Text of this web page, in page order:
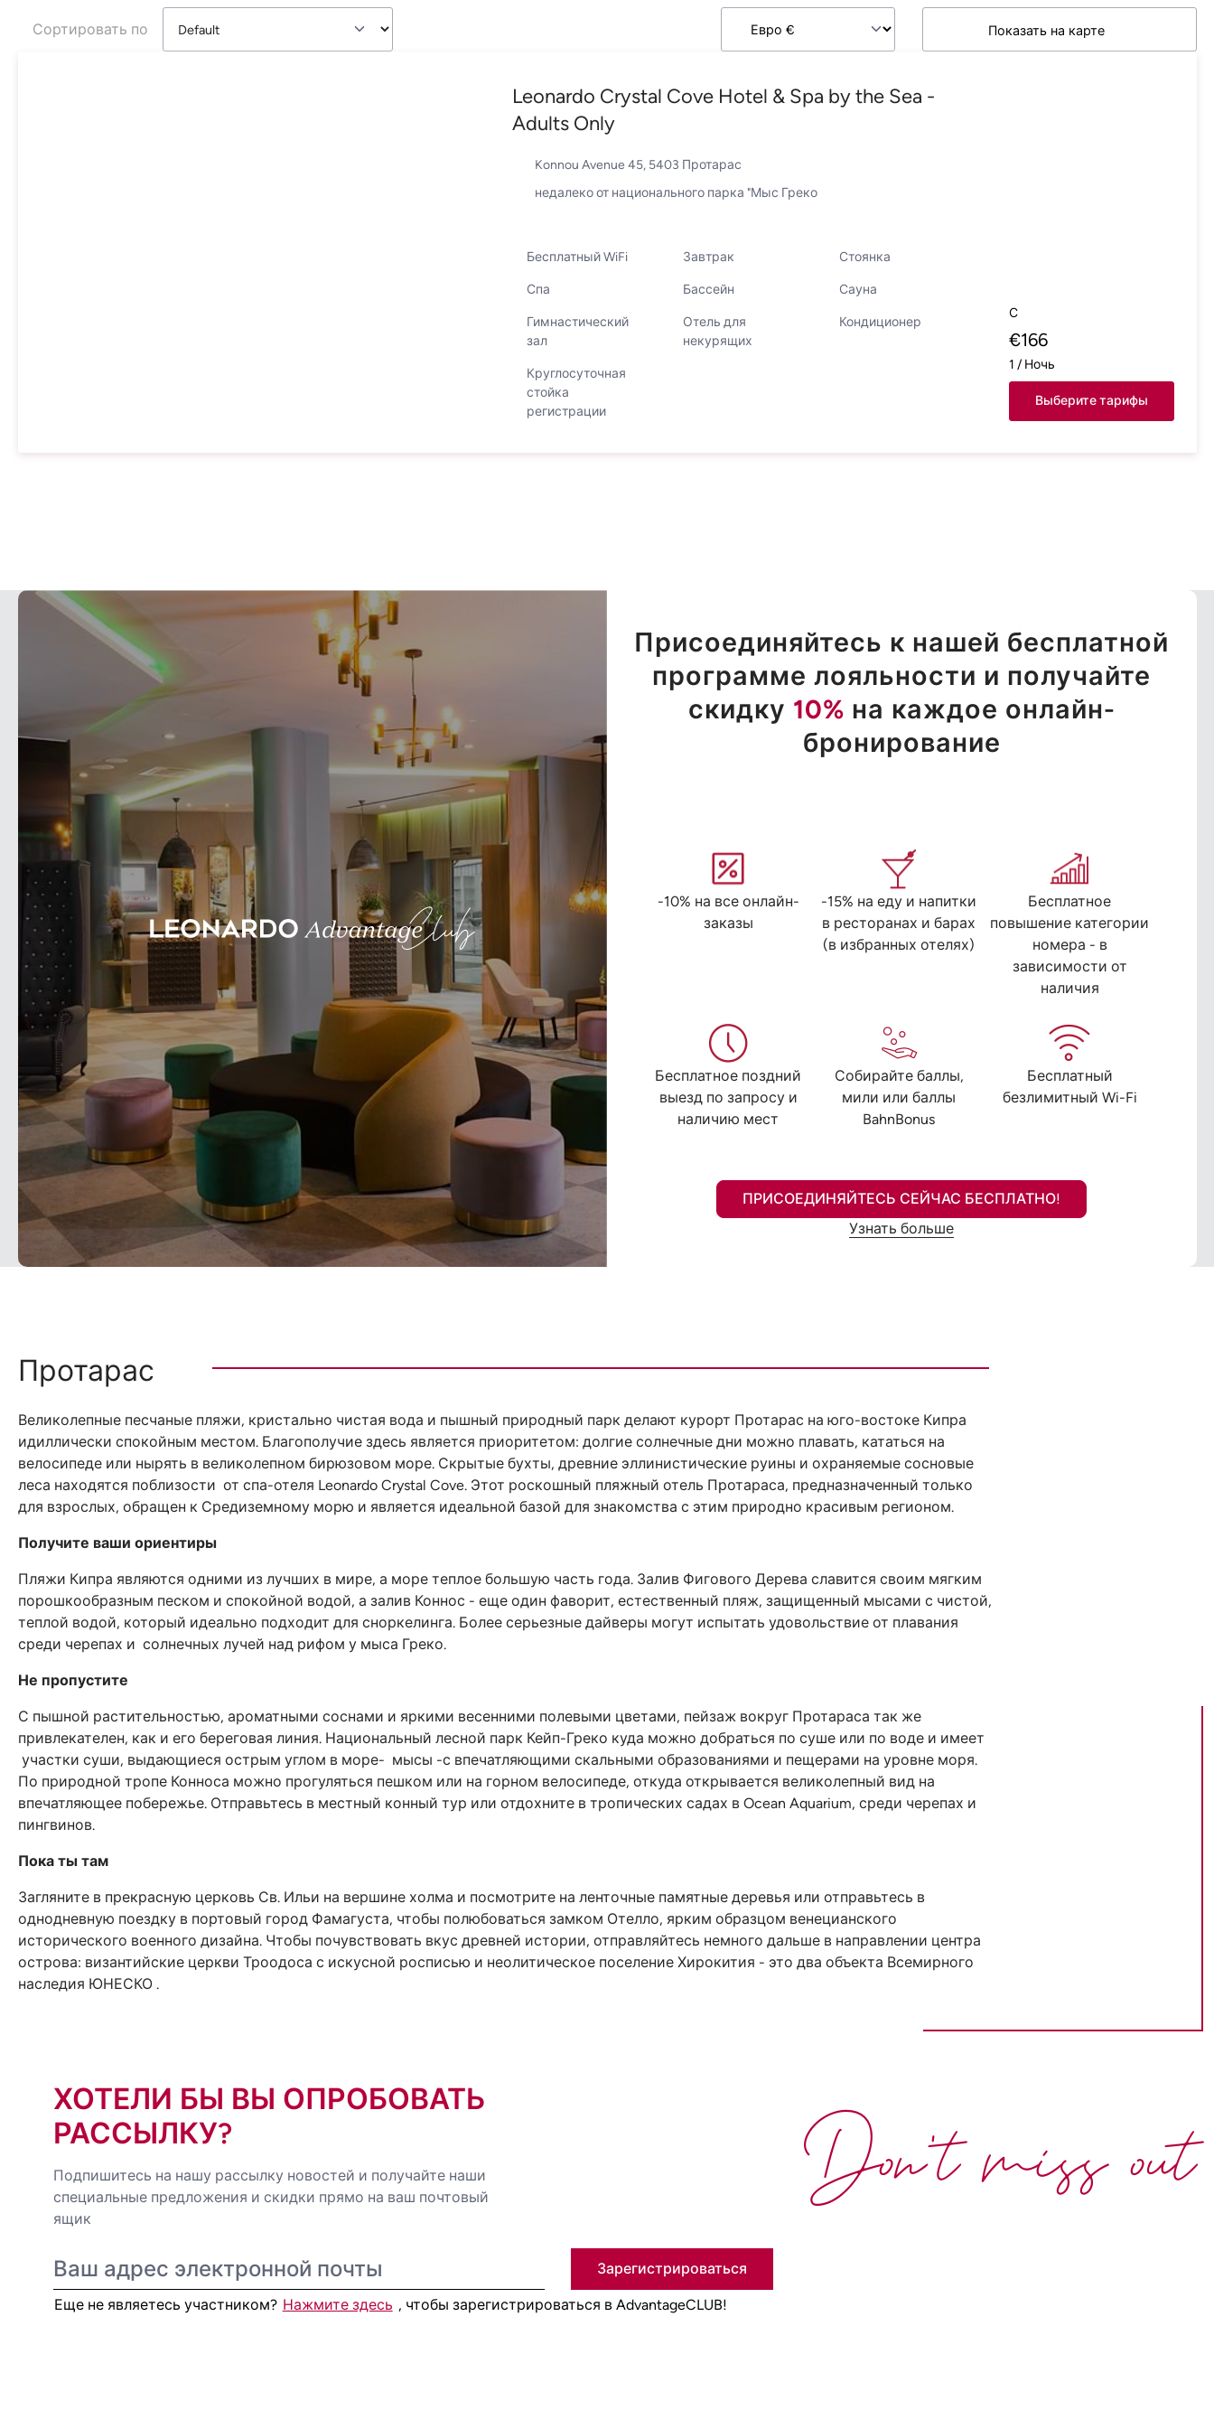
Сортировать по Показать на карте
Leonardo Crystal Cove Hotel & Spa by the Sea -
Adults Only
Konnou Avenue 45, 5403 Протарас
недалеко от национального парка "Мыс Греко
Бесплатный WiFi Завтрак Стоянка
Спа Бассейн Сауна
Гимнастический
зал
Отель для
некурящих
Кондиционер
Круглосуточная
стойка
регистрации
С
€166
1 / Ночь
Выберите тарифы
Присоединяйтесь к нашей бесплатной
программе лояльности и получайте
скидку 10% на каждое онлайн-
бронирование
-10% на все онлайн-
заказы
-15% на еду и напитки
в ресторанах и барах
(в избранных отелях)
Бесплатное
повышение категории
номера - в
зависимости от
наличия
Бесплатное поздний
выезд по запросу и
наличию мест
Собирайте баллы,
мили или баллы
BahnBonus
Бесплатный
безлимитный Wi-Fi
ПРИСОЕДИНЯЙТЕСЬ СЕЙЧАС БЕСПЛАТНО!
Узнать больше
Протарас
Великолепные песчаные пляжи, кристально чистая вода и пышный природный парк делают курорт Протарас на юго-востоке Кипра
идиллически спокойным местом. Благополучие здесь является приоритетом: долгие солнечные дни можно плавать, кататься на
велосипеде или нырять в великолепном бирюзовом море. Скрытые бухты, древние эллинистические руины и охраняемые сосновые
леса находятся поблизости от спа-отеля Leonardo Crystal Cove. Этот роскошный пляжный отель Протараса, предназначенный только
для взрослых, обращен к Средиземному морю и является идеальной базой для знакомства с этим природно красивым регионом.
Получите ваши ориентиры
Пляжи Кипра являются одними из лучших в мире, а море теплое большую часть года. Залив Фигового Дерева славится своим мягким
порошкообразным песком и спокойной водой, а залив Коннос - еще один фаворит, естественный пляж, защищенный мысами с чистой,
теплой водой, который идеально подходит для сноркелинга. Более серьезные дайверы могут испытать удовольствие от плавания
среди черепах и солнечных лучей над рифом у мыса Греко.
Не пропустите
С пышной растительностью, ароматными соснами и яркими весенними полевыми цветами, пейзаж вокруг Протараса так же
привлекателен, как и его береговая линия. Национальный лесной парк Кейп-Греко куда можно добраться по суше или по воде и имеет
участки суши, выдающиеся острым углом в море- мысы -с впечатляющими скальными образованиями и пещерами на уровне моря.
По природной тропе Конноса можно прогуляться пешком или на горном велосипеде, откуда открывается великолепный вид на
впечатляющее побережье. Отправьтесь в местный конный тур или отдохните в тропических садах в Ocean Aquarium, среди черепах и
пингвинов.
Пока ты там
Загляните в прекрасную церковь Св. Ильи на вершине холма и посмотрите на ленточные памятные деревья или отправьтесь в
однодневную поездку в портовый город Фамагуста, чтобы полюбоваться замком Отелло, ярким образцом венецианского
исторического военного дизайна. Чтобы почувствовать вкус древней истории, отправляйтесь немного дальше в направлении центра
острова: византийские церкви Троодоса с искусной росписью и неолитическое поселение Хирокития - это два объекта Всемирного
наследия ЮНЕСКО .
ХОТЕЛИ БЫ ВЫ ОПРОБОВАТЬ
РАССЫЛКУ?
Подпишитесь на нашу рассылку новостей и получайте наши
специальные предложения и скидки прямо на ваш почтовый
ящик
Зарегистрироваться
Еще не являетесь участником? Нажмите здесь , чтобы зарегистрироваться в AdvantageCLUB!
Don't miss out